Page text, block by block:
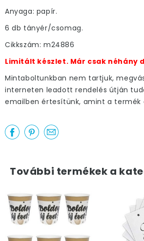
Anyaga: papír.
6 db tányér/csomag.
Cikkszám: m24886
Limitált készlet. Már csak néhány
Mintaboltunkban nem tartjuk,
interneten leadott rendelés útján
emailben értesítünk, amint a termék
További termékek a